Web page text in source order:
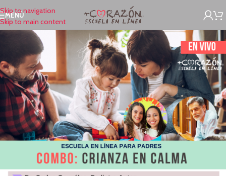
Skip to navigation
Skip to main content
MENÚ